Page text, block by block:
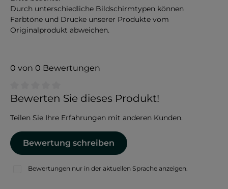
Durch unterschiedliche Bildschirmtypen können
Farbtöne und Drucke unserer Produkte vom
Originalprodukt abweichen.
0 von 0 Bewertungen
Durchschnittliche Bewertung von 0 von 5 Sternen
Bewerten Sie dieses Produkt!
Teilen Sie Ihre Erfahrungen mit anderen Kunden.
Bewertung schreiben
Bewertungen nur in der aktuellen Sprache anzeigen.